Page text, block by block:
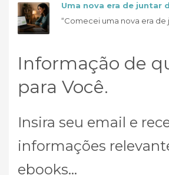
Uma nova era de juntar
“Comecei uma nova era de
Informação de
para Você.
Insira seu email e
informações
ebooks...